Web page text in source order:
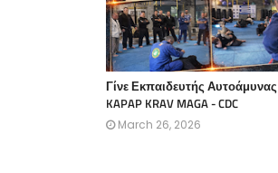
Γίνε Εκπαιδευτής Αυτοάμυνας
KAPAP KRAV MAGA - CDC
March 26, 2026